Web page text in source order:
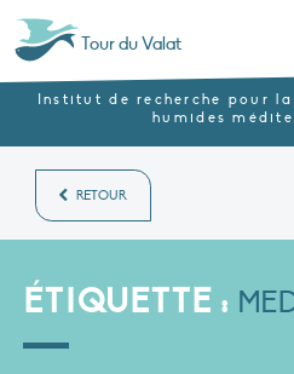
Tour du Valat
Institut de recherche pour
humides
RETOUR
ÉTIQUETTE :